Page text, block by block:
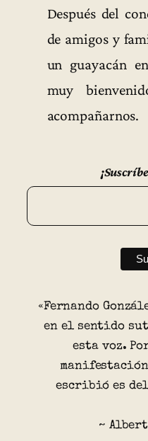
Después del
de amigos y
un guayacán
muy
acompañarnos.
«Fernando
en el sentido
esta voz.
escribió es
~